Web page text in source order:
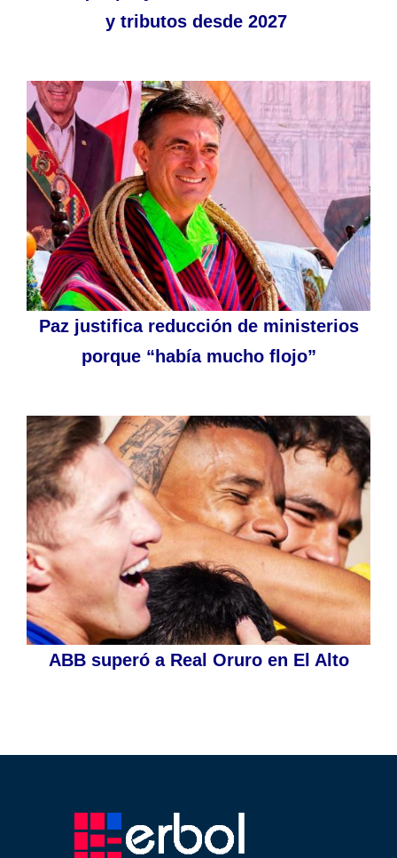
y tributos desde 2027
Paz justifica reducción de ministerios
porque “había mucho flojo”
ABB superó a Real Oruro en El Alto